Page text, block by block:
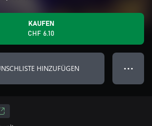
KAUFEN
CHF 6.10
HINZUFÜGEN ● ● ●